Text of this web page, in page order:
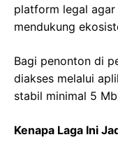
platform legal
mendukung
Bagi penonton di
diakses melalui
stabil minimal 5
Kenapa Laga Ini